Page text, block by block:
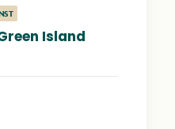
Island